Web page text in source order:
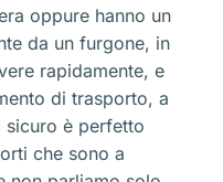
oppure hanno un
da un furgone, in
rapidamente, e
di trasporto, a
sicuro è perfetto
che sono a